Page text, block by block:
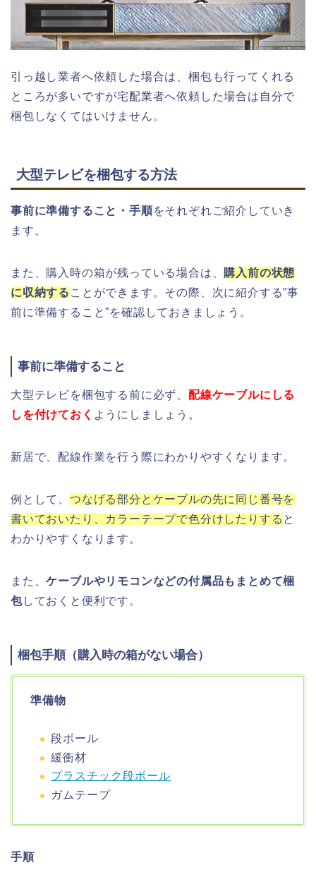
引っ越し業者へ依頼した場合は、梱包も行ってくれる
ところが多いですが宅配業者へ依頼した場合は自分で
梱包しなくてはいけません。
大型テレビを梱包する方法
事前に準備すること・手順をそれぞれご紹介していき
ます。
また、購入時の箱が残っている場合は、 購入前の状態
に収納する ことができます。その際、次に紹介する”事
前に準備すること”を確認しておきましょう。
事前に準備すること
大型テレビを梱包する前に必ず、 配線ケーブルにしる
しを付けておく ようにしましょう。
新居で、配線作業を行う際にわかりやすくなります。
例として、 つなげる部分とケーブルの先に同じ番号を
書いておいたり、カラーテープで色分けしたりする と
わかりやすくなります。
また、ケーブルやリモコンなどの付属品もまとめて梱
包しておくと便利です。
梱包手順（購入時の箱がない場合）
準備物
段ボール
緩衝材
プラスチック段ボール
ガムテープ
手順